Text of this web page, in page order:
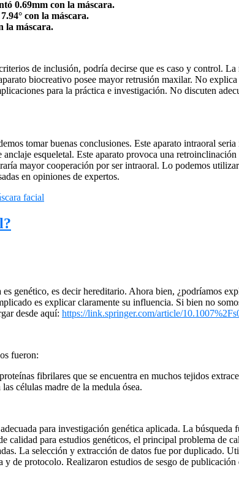
0.69mm con la máscara.
° con la máscara.
la máscara.
de inclusión, podría decirse que es caso y control.
biocreativo posee mayor retrusión maxilar. No
para la práctica e investigación. No discuten
tomar buenas conclusiones. Este aparato intraoral
esqueletal. Este aparato provoca una
mayor cooperación por ser intraoral. Lo podemos
en opiniones de expertos.
facial
genético, es decir hereditario. Ahora bien, ¿podríamos
es explicar claramente su influencia. Si bien no
desde aquí: https://link.springer.com/article/
fueron:
fibrilares que se encuentra en muchos tejidos
células madre de la medula ósea.
para investigación genética aplicada. La búsqueda
para estudios genéticos, el principal problema de
La selección y extracción de datos fue por duplicado.
de protocolo. Realizaron estudios de sesgo de